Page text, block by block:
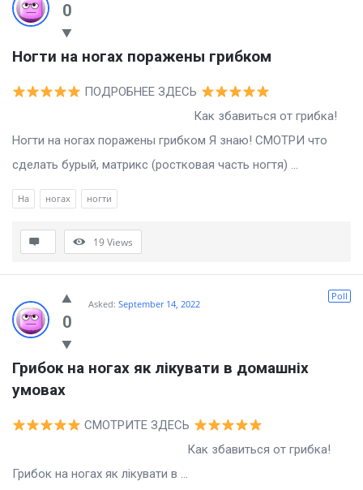
0
Ногти на ногах поражены грибком
ПОДРОБНЕЕ ЗДЕСЬ
Как збавиться от грибка!
Ногти на ногах поражены грибком Я знаю! СМОТРИ что
сделать бурый, матрикс (ростковая часть ногтя) ...
На ногах ногти
19Views
0
Poll
Asked: September 14, 2022
Грибок на ногах як лікувати в домашніх
умовах
СМОТРИТЕ ЗДЕСЬ
Как збавиться от грибка!
Грибок на ногах як лікувати в ...